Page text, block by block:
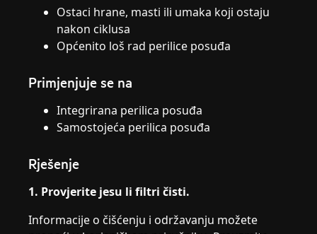
Ostaci hrane, masti ili umaka koji ostaju
nakon ciklusa
Općenito loš rad perilice posuđa
Primjenjuje se na
Integrirana perilica posuđa
Samostojeća perilica posuđa
Rješenje
1. Provjerite jesu li filtri čisti.
Informacije o čišćenju i održavanju možete